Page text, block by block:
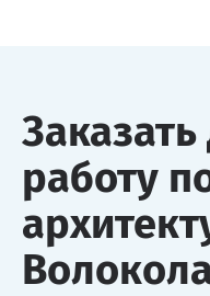
работу